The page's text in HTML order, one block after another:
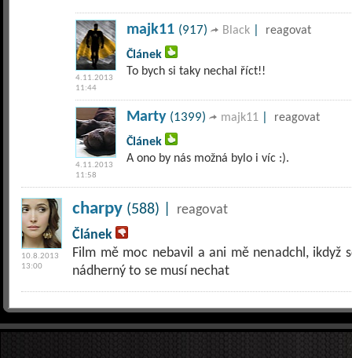
4.11.2013
11:44
majk11 (917) Black
reagovat
Článek
To bych si taky nechal říct!!
4.11.2013
11:58
Marty (1399) majk11
reagovat
Článek
A ono by nás možná bylo i víc :).
10.8.2013
13:00
charpy (588) |
reagovat
Článek
Film mě moc nebavil a ani mě nenadchl, ikdyž
nádherný to se musí nechat